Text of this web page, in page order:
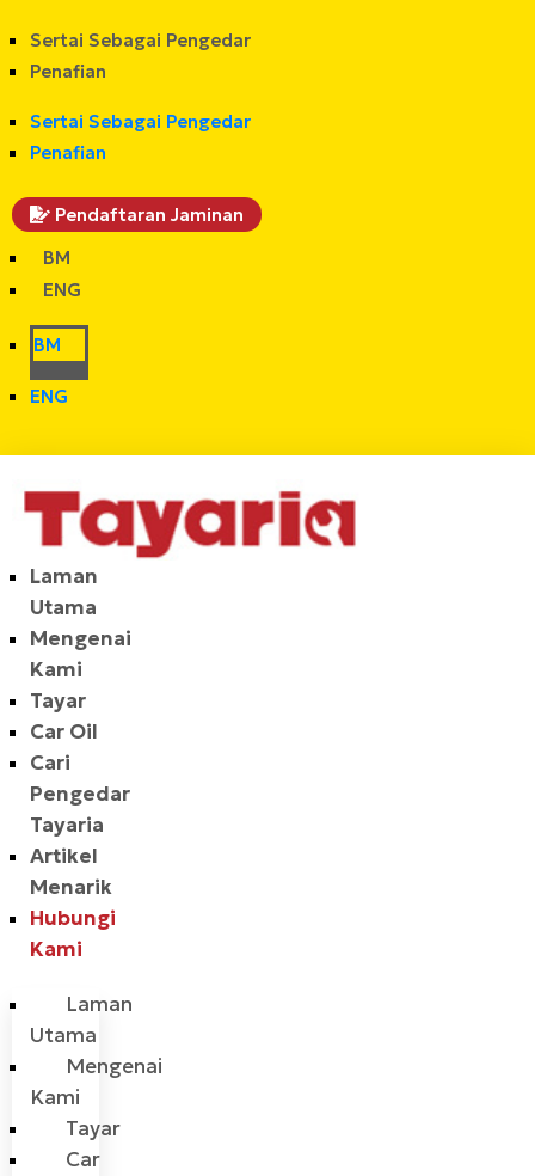
Sertai Sebagai Pengedar
Penafian
Sertai Sebagai Pengedar
Penafian
Pendaftaran Jaminan
BM
ENG
BM
ENG
Laman
Utama
Mengenai
Kami
Tayar
Car Oil
Cari
Pengedar
Tayaria
Artikel
Menarik
Hubungi
Kami
Laman
Utama
Mengenai
Kami
Tayar
Car